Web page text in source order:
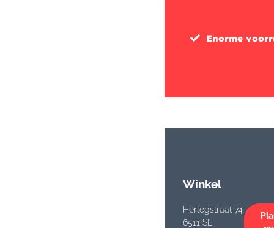
Enorme
Winkel
Hertogstraat 74
6511 SE